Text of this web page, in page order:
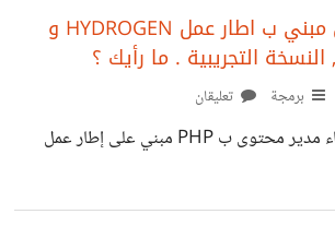
storage engine . -
DilawskyJordan/mongodb-cms
مدير محتوى مبني ب اطار عمل HYDROGEN و
برمجة تعليقان
إنتهيت من إنشاء مدير محتوى ب PHP مبني على إطار عمل
https://github.com/